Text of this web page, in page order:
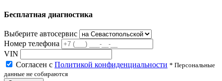
Бесплатная диагностика
Выберите автосервис
Номер телефона
VIN
Согласен с Политикой конфиденциальности * Персональные
данные не собираются